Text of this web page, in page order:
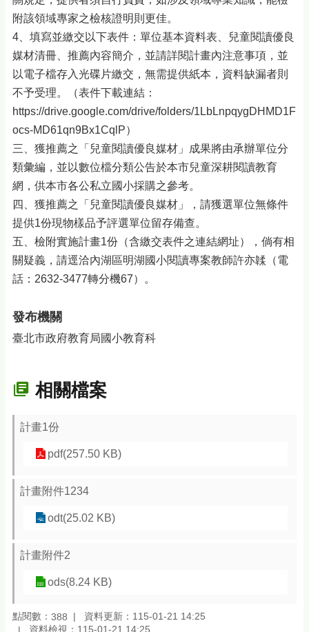
附該領域專家之檢核證明則更佳。
4、填寫並繳交以下表件：單位基本資料表、兒童閱讀優良
媒材清冊、推薦內容簡介，並請詳閱計畫內注意事項，並
以電子檔存入光碟片繳交，無需提供紙本，資料缺漏者則
不予受理。（表件下載連結：
https://drive.google.com/drive/folders/1LbLnpqygDHMD1F
ocs-MD61qn9Bx1CqlP）
三、獲推薦之「兒童閱讀優良媒材」成果將由承辦單位分
類彙編，並以數位檔分類公告於本市兒童深耕閱讀教育
網，供本市各公私立國小採購之參考。
四、獲推薦之「兒童閱讀優良媒材」，請獲選單位無條件
提供1份現物樣品予評選單位留存備查。
五、檢附實施計畫1份（含繳交表件之連結網址），倘有相
關疑義，請逕洽內湖區明湖國小閱讀專案教師許亦韖（電
話：2632-3477轉分機67）。
發布機關
臺北市政府教育局國小教育科
相關檔案
計畫1份
pdf(257.50 KB)
計畫附件1234
odt(25.02 KB)
計畫附件2
ods(8.24 KB)
點閱數： 388
資料更新：115-01-21 14:25
資料檢視：115-01-21 14:25